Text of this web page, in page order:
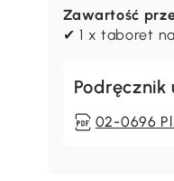
Zawartość
✔ 1 x taboret
02-0696